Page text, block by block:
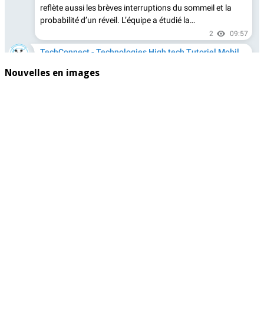
Nouvelles en images